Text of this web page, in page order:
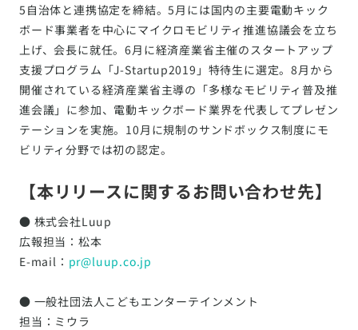
5自治体と連携協定を締結。5月には国内の主要電動キック
ボード事業者を中心にマイクロモビリティ推進協議会を立ち
上げ、会長に就任。6月に経済産業省主催のスタートアップ
支援プログラム「J-Startup2019」特待生に選定。8月から
開催されている経済産業省主導の「多様なモビリティ普及推
進会議」に参加、電動キックボード業界を代表してプレゼン
テーションを実施。10月に規制のサンドボックス制度にモ
ビリティ分野では初の認定。
【本リリースに関するお問い合わせ先】
● 株式会社Luup
広報担当：松本
E-mail： pr@luup.co.jp
● 一般社団法人こどもエンターテインメント
担当：ミウラ